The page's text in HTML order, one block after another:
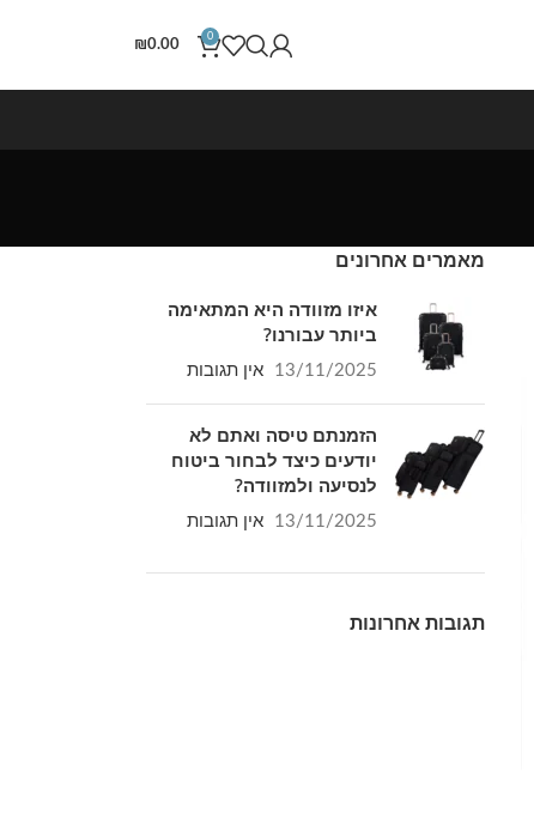
0
₪0.00
מאמרים אחרונים
איזו מזוודה היא המתאימה
ביותר עבורנו?
13/11/2025 אין תגובות
הזמנתם טיסה ואתם לא
יודעים כיצד לבחור ביטוח
לנסיעה ולמזוודה?
13/11/2025 אין תגובות
תגובות אחרונות